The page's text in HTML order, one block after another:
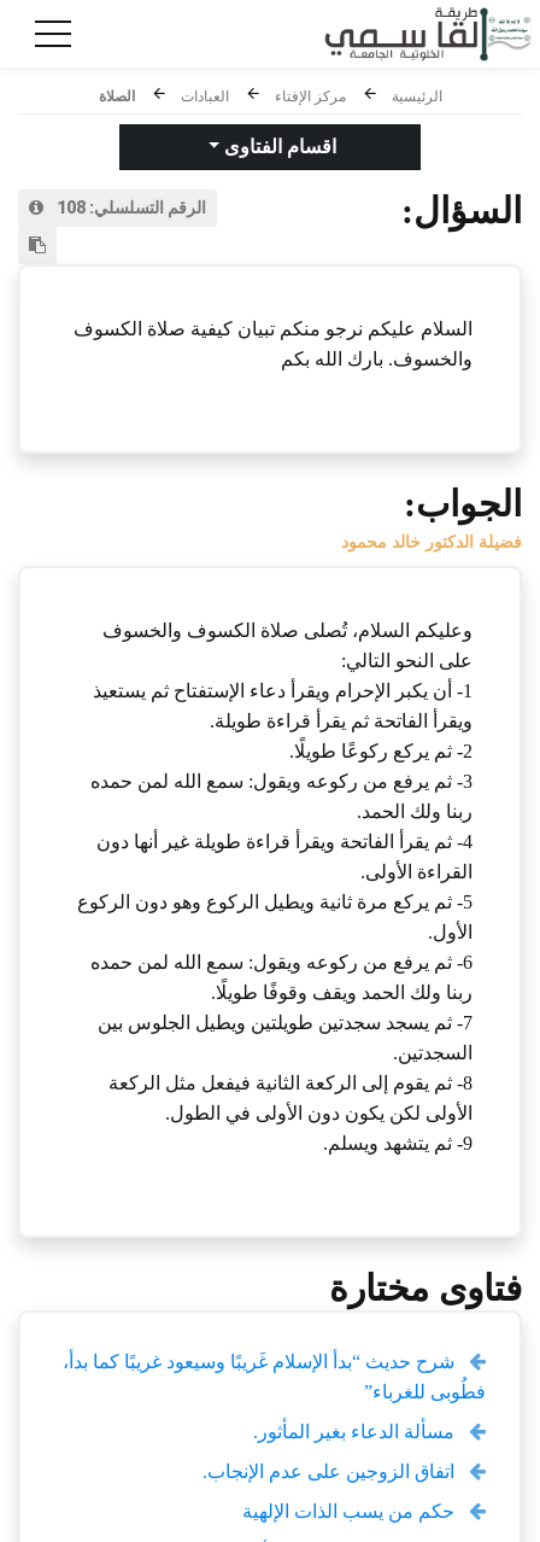
الرئيسية مركز الإفتاء العبادات الصلاة
اقسام الفتاوى
السؤال: الرقم التسلسلي: 108
السلام عليكم نرجو منكم تبيان كيفية صلاة الكسوف
والخسوف. بارك الله بكم
الجواب:
فضيلة الدكتور خالد محمود
وعليكم السلام، تُصلى صلاة الكسوف والخسوف
على النحو التالي:
1- أن يكبر الإحرام ويقرأ دعاء الإستفتاح ثم يستعيذ
ويقرأ الفاتحة ثم يقرأ قراءة طويلة.
2- ثم يركع ركوعًا طويلًا.
3- ثم يرفع من ركوعه ويقول: سمع الله لمن حمده
ربنا ولك الحمد.
4- ثم يقرأ الفاتحة ويقرأ قراءة طويلة غير أنها دون
القراءة الأولى.
5- ثم يركع مرة ثانية ويطيل الركوع وهو دون الركوع
الأول.
6- ثم يرفع من ركوعه ويقول: سمع الله لمن حمده
ربنا ولك الحمد ويقف وقوفًا طويلًا.
7- ثم يسجد سجدتين طويلتين ويطيل الجلوس بين
السجدتين.
8- ثم يقوم إلى الركعة الثانية فيفعل مثل الركعة
الأولى لكن يكون دون الأولى في الطول.
9- ثم يتشهد ويسلم.
فتاوى مختارة
شرح حديث “بدأ الإسلام غَريبًا وسيعود غريبًا كما بدأ،
فطُوبى للغرباء”
مسألة الدعاء بغير المأثور.
اتفاق الزوجين على عدم الإنجاب.
حكم من يسب الذات الإلهية